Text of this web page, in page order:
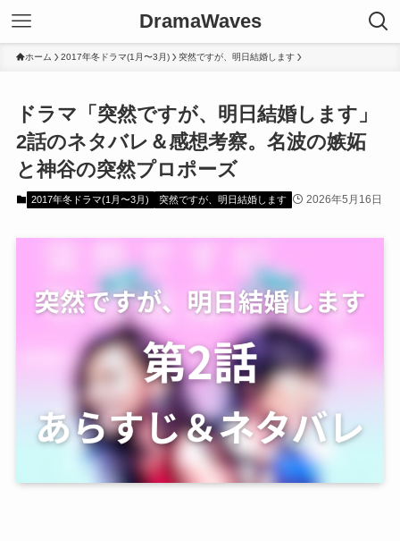
DramaWaves
ホーム 2017年冬ドラマ(1月〜3月) 突然ですが、明日結婚します
ドラマ「突然ですが、明日結婚します」
2話のネタバレ＆感想考察。名波の嫉妬
と神谷の突然プロポーズ
2017年冬ドラマ(1月〜3月) 突然ですが、明日結婚します 2026年5月16日